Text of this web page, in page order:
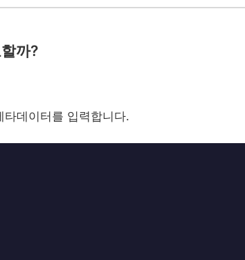
까?
데이터를 입력합니다.